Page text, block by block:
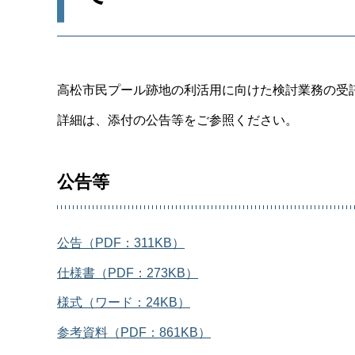
高松市民プール跡地の利活用に向けた検討業務の受
詳細は、添付の公告等をご参照ください。
公告等
公告（PDF：311KB）
仕様書（PDF：273KB）
様式（ワード：24KB）
参考資料（PDF：861KB）